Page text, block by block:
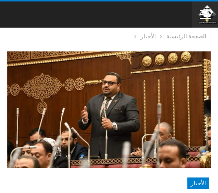
الصفحة الرئيسية الأخبار
الأخبار